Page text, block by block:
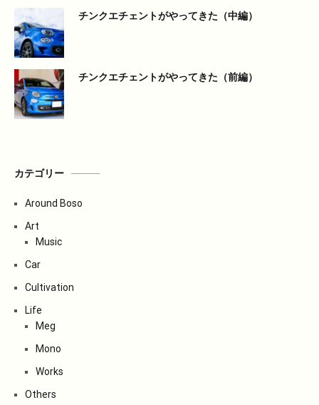
チンクエチェントがやってきた（中編）
チンクエチェントがやってきた（前編）
カテゴリー
Around Boso
Art
Music
Car
Cultivation
Life
Meg
Mono
Works
Others